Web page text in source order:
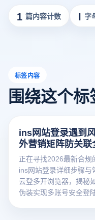
1 篇内容计数 I 字
标签内容
围绕这个
ins网站登录遇到
外营销矩阵防关联
正在寻找2026最新合
ins网站登录详细步骤
云登多开浏览器，揭秘
伪装实现多账号安全登